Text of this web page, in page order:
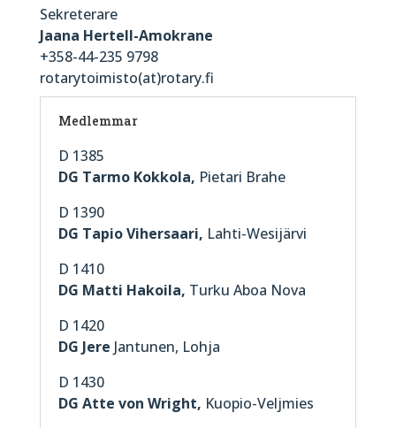
Sekreterare
Jaana Hertell-Amokrane
+358-44-235 9798
rotarytoimisto(at)rotary.fi
Medlemmar
D 1385
DG Tarmo Kokkola, Pietari Brahe
D 1390
DG Tapio Vihersaari, Lahti-Wesijärvi
D 1410
DG Matti Hakoila, Turku Aboa Nova
D 1420
DG Jere Jantunen, Lohja
D 1430
DG Atte von Wright, Kuopio-Veljmies